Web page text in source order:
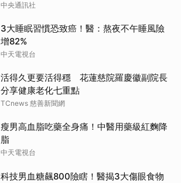
中央通訊社
3大睡眠習慣恐致癌！醫：熬夜不午睡風險
增82%
中天電視台
活得久更要活得穩 花蓮慈院羅慶徽副院長
分享健康老化七重點
TCnews 慈善新聞網
瘦男高血脂吃藥全身痛！中醫用藥級紅麴降
脂
中天電視台
科技男血糖飆800險瞎！醫揭3大傷眼食物